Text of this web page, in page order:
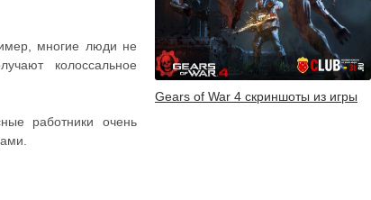
многие люди не
колоссальное
работники очень
Gears of War 4 скриншоты из игры